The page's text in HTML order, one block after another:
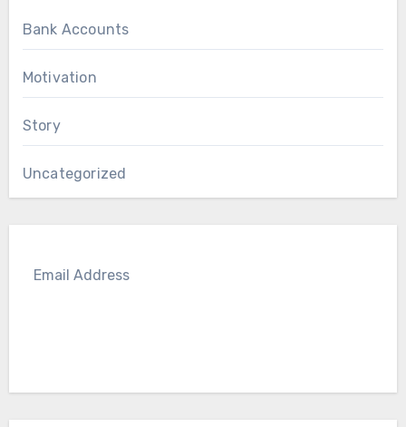
Bank Accounts
Motivation
Story
Uncategorized